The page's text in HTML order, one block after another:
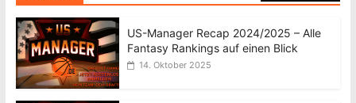
US-Manager Recap 2024/2025 – Alle
Fantasy Rankings auf einen Blick
14. Oktober 2025